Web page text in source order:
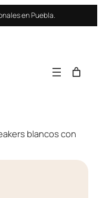
en Puebla.
blancos con